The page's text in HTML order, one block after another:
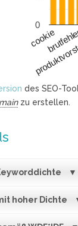
cookie
0
des SEO-
zu erstellen.
hoher Dichte